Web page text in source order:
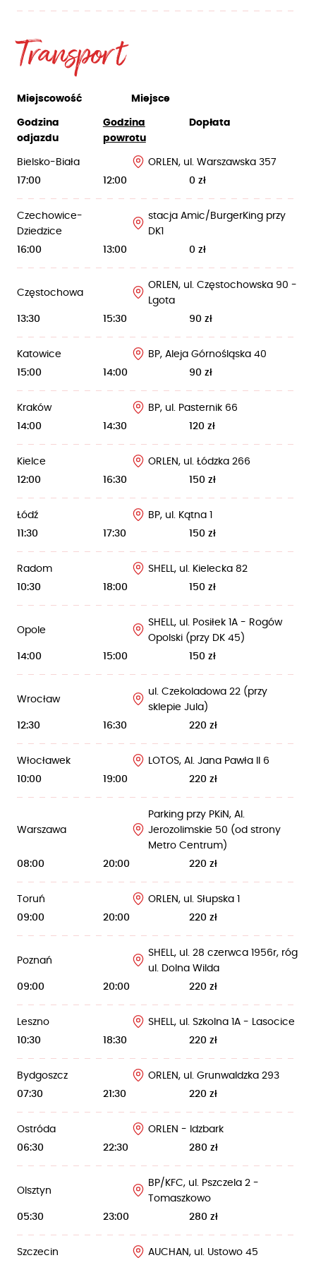
Transport
Miejscowość
Miejsce
Godzina
odjazdu
Godzina
powrotu
Dopłata
Bielsko-Biała
ORLEN, ul. Warszawska 357
17:00
12:00 0 zł
Czechowice-
Dziedzice
stacja Amic/BurgerKing przy
DK1
16:00
13:00 0 zł
Częstochowa
ORLEN, ul. Częstochowska 90 -
Lgota
13:30
15:30 90 zł
Katowice
BP, Aleja Górnośląska 40
15:00
14:00 90 zł
Kraków
BP, ul. Pasternik 66
14:00
14:30 120 zł
Kielce
ORLEN, ul. Łódzka 266
12:00
16:30 150 zł
Łódź
BP, ul. Kątna 1
11:30
17:30 150 zł
Radom
SHELL, ul. Kielecka 82
10:30
18:00 150 zł
Opole
SHELL, ul. Posiłek 1A - Rogów
Opolski (przy DK 45)
14:00
15:00 150 zł
Wrocław
ul. Czekoladowa 22 (przy
sklepie Jula)
12:30
16:30 220 zł
Włocławek
LOTOS, Al. Jana Pawła II 6
10:00
19:00 220 zł
Warszawa
Parking przy PKiN, Al.
Jerozolimskie 50 (od strony
Metro Centrum)
08:00
20:00 220 zł
Toruń
ORLEN, ul. Słupska 1
09:00
20:00 220 zł
Poznań
SHELL, ul. 28 czerwca 1956r, róg
ul. Dolna Wilda
09:00
20:00 220 zł
Leszno
SHELL, ul. Szkolna 1A - Lasocice
10:30
18:30 220 zł
Bydgoszcz
ORLEN, ul. Grunwaldzka 293
07:30
21:30 220 zł
Ostróda
ORLEN - Idzbark
06:30
22:30 280 zł
Olsztyn
BP/KFC, ul. Pszczela 2 -
Tomaszkowo
05:30
23:00 280 zł
Szczecin
AUCHAN, ul. Ustowo 45